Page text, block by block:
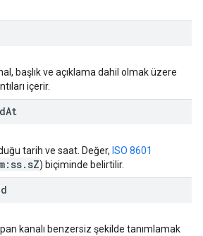
başlık ve açıklama dahil olmak üzere
içerir.
At
tarih ve saat. Değer, ISO 8601
. sZ) biçiminde belirtilir.
kanalı benzersiz şekilde tanımlamak